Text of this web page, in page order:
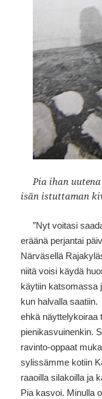
Pia ihan
isän istuttaman
”Nyt voitasi
eräänä perjantai
Närväsellä
niitä voisi käydä
käytiin katsomassa
kun halvalla
ehkä näyttelykoiraa
pienikasvuinenkin.
ravinto-oppaat
sylissämme kotiin
raaoilla silakoilla ja
Pia kasvoi. Minulla